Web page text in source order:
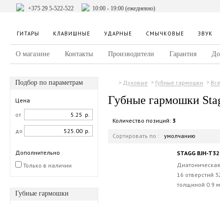
+375 29 5-522-522 10:00 - 19:00 (ежедневно)
ГИТАРЫ КЛАВИШНЫЕ УДАРНЫЕ СМЫЧКОВЫЕ ЗВУК
О магазине Контакты Производители Гарантия
Подбор по параметрам
Цена
от
р.
до р.
Дополнительно
Только в наличии
Губные гармошки
Духовые Губные гармошки
Губные гармошки
Количество позиций: 3
Сортировать по : умолчанию
STAGG BJH-T32
16 отверстий
толщиной 0.9